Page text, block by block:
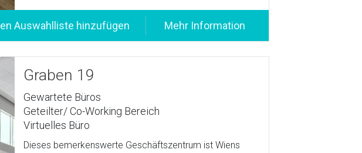
Graben 19
Gewartete Büros
Geteilter/ Co-Working Bereich
Virtuelles Büro
Dieses bemerkenswerte Geschäftszentrum ist Wiens